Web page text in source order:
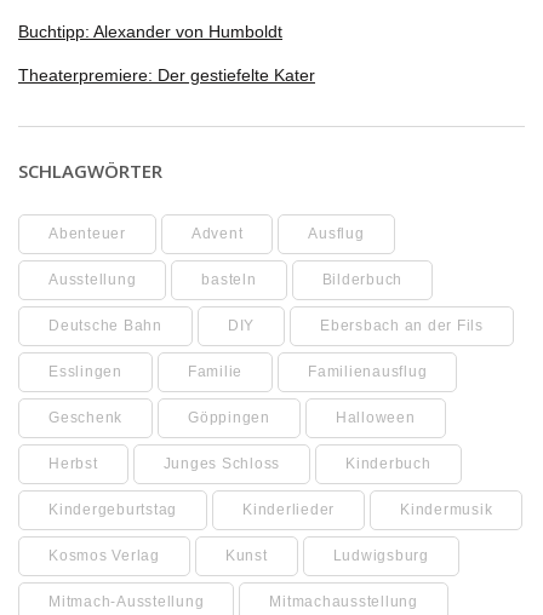
Buchtipp: Alexander von Humboldt
Theaterpremiere: Der gestiefelte Kater
SCHLAGWÖRTER
Abenteuer Advent Ausflug
Ausstellung basteln Bilderbuch
Deutsche Bahn DIY Ebersbach an der Fils
Esslingen Familie Familienausflug
Geschenk Göppingen Halloween
Herbst Junges Schloss Kinderbuch
Kindergeburtstag Kinderlieder Kindermusik
Kosmos Verlag Kunst Ludwigsburg
Mitmach-Ausstellung Mitmachausstellung